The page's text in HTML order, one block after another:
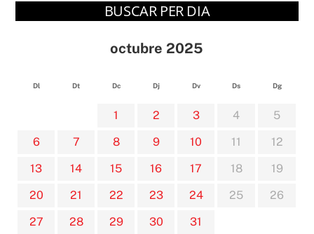
BUSCAR PER DIA
octubre 2025
Dl Dt Dc Dj Dv Ds Dg
1 2 3 4
5
6
7 8 9 10 11
12
13
14 15 16 17 18
19
20
21 22 23 24 25
26
27
28 29 30 31